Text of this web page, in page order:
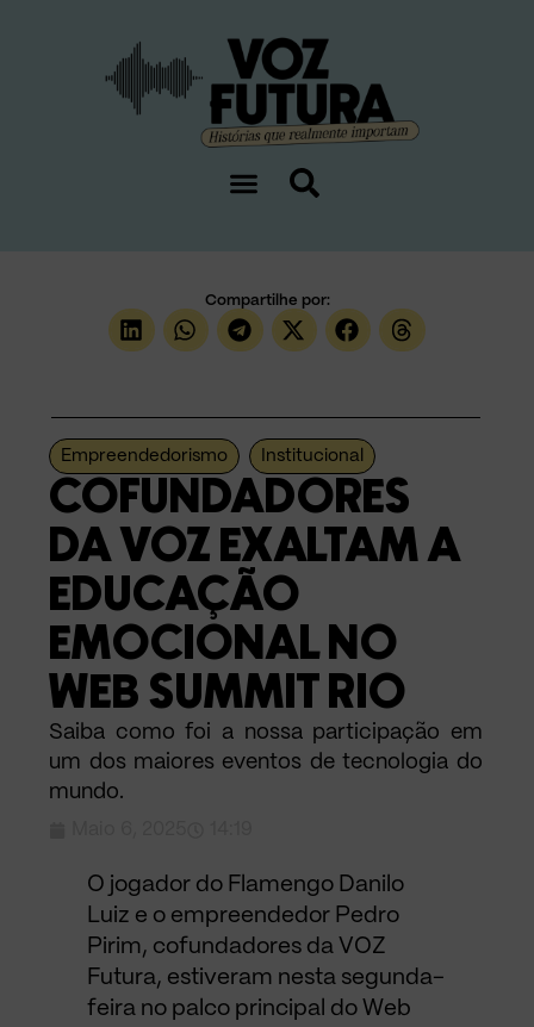
Compartilhe por:
Empreendedorismo Institucional
COFUNDADORES
DA VOZ EXALTAM A
EDUCAÇÃO
EMOCIONAL NO
WEB SUMMIT RIO
Saiba como foi a nossa participação em
um dos maiores eventos de tecnologia do
mundo.
O jogador do Flamengo Danilo
Luiz e o empreendedor Pedro
Pirim, cofundadores da VOZ
Futura, estiveram nesta segunda-
feira no palco principal do Web